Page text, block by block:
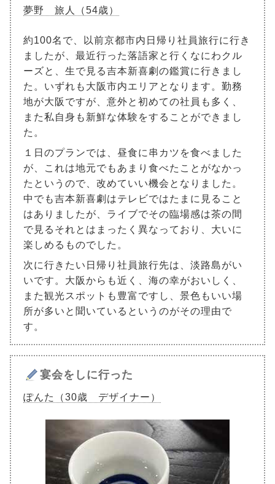
夢野 旅人（54歳）
約100名で、以前京都市内日帰り社員旅行に行き
ましたが、最近行った落語家と行くなにわクル
ーズと、生で見る吉本新喜劇の鑑賞に行きまし
た。いずれも大阪市内エリアとなります。勤務
地が大阪ですが、意外と初めての社員も多く、
また私自身も新鮮な体験をすることができまし
た。
１日のプランでは、昼食に串カツを食べました
が、これは地元でもあまり食べたことがなかっ
たというので、改めていい機会となりました。
中でも吉本新喜劇はテレビではたまに見ること
はありましたが、ライブでその臨場感は茶の間
で見るそれとはまったく異なっており、大いに
楽しめるものでした。
次に行きたい日帰り社員旅行先は、淡路島がい
いです。大阪からも近く、海の幸がおいしく、
また観光スポットも豊富ですし、景色もいい場
所が多いと聞いているというのがその理由で
す。
宴会をしに行った
ぽんた（30歳 デザイナー）